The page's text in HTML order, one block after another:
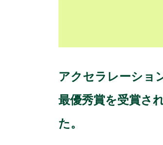
アクセラレーショ
最優秀賞を受賞さ
た。